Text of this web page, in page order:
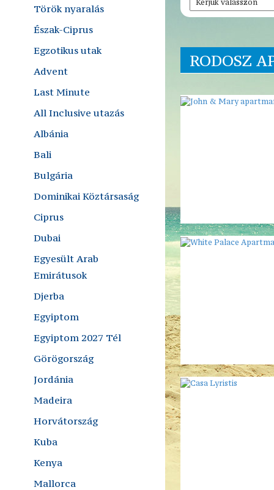
Török nyaralás
Észak-Ciprus
Egzotikus utak
Advent
Last Minute
All Inclusive utazás
Albánia
Bali
Bulgária
Dominikai Köztársaság
Ciprus
Dubai
Egyesült Arab
Emirátusok
Djerba
Egyiptom
Egyiptom 2027 Tél
Görögország
Jordánia
Madeira
Horvátország
Kuba
Kenya
Mallorca
RODOSZ